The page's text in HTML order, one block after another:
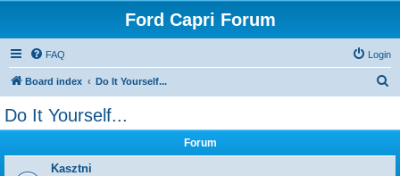
Ford Capri Forum
FAQ Login
Board index Do It Yourself...
Do It Yourself...
Forum
Kasztni